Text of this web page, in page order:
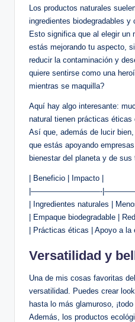
Los productos naturales
ingredientes biodegradables y
Esto significa que al elegir un
estás mejorando tu aspecto,
reducir la contaminación y
quiere sentirse como una
mientras se maquilla?
Aquí hay algo interesante:
natural tienen prácticas éticas
Así que, además de lucir
que estás apoyando
bienestar del planeta y de sus
| Beneficio | Impacto |
|—————————-
| Ingredientes naturales |
| Empaque biodegradable |
| Prácticas éticas | Apoyo a la
Versatilidad y
Una de mis cosas favoritas
versatilidad. Puedes crear
hasta lo más glamuroso,
Además, los productos